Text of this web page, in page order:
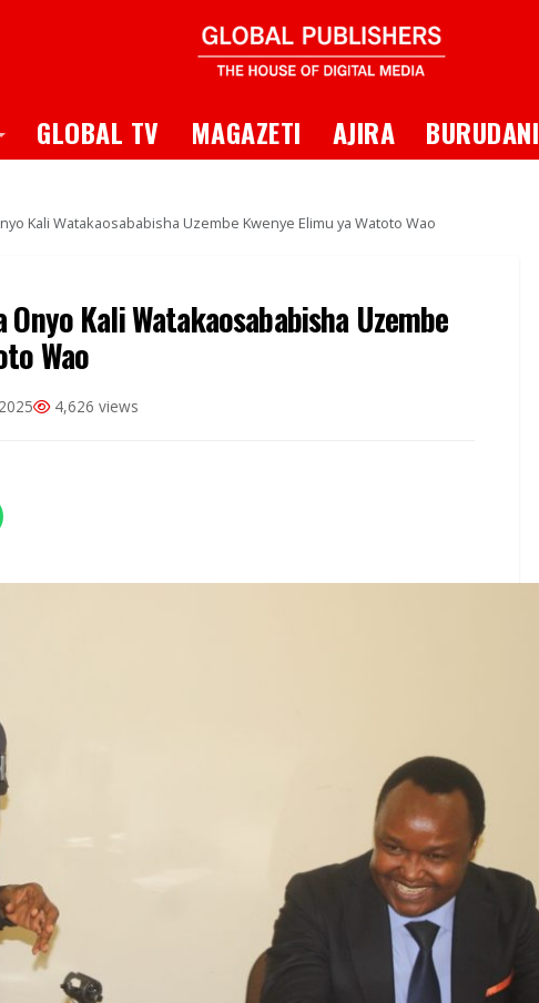
Dropdown
GLOBAL TV MAGAZETI AJIRA BURUDANI
Kali Watakaosababisha Uzembe Kwenye Elimu ya Watoto Wao
Kali Watakaosababisha Uzembe
Wao
4,626 views